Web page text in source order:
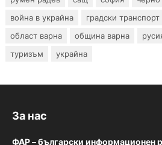
война в украйна
градски транспорт
област варна
община варна
туризъм
украйна
За нас
ФАР – български информационен